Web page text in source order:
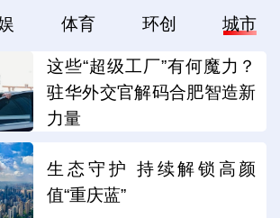
体育 环创 城市
这些“超级工厂”有何魔力？
驻华外交官解码合肥智造新
力量
生态守护 持续解锁高颜
值“重庆蓝”